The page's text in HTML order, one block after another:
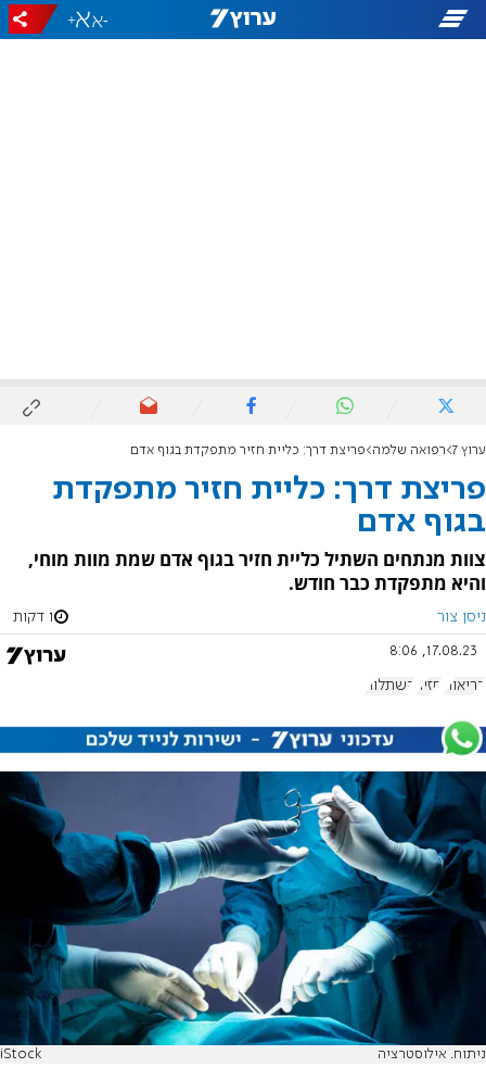
-
+
ערוץ 7 רפואה שלמה פריצת דרך: כליית חזיר מתפקדת בגוף אדם
פריצת דרך: כליית חזיר מתפקדת
בגוף אדם
צוות מנתחים השתיל כליית חזיר בגוף אדם שמת מוות מוחי,
והיא מתפקדת כבר חודש.
ניסן צור 1 דקות
17.08.23, 8:06
בריאות חזיר השתלות
ניתוח. אילוסטרציה iStock